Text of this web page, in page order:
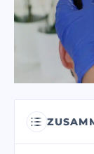
Ich habe die